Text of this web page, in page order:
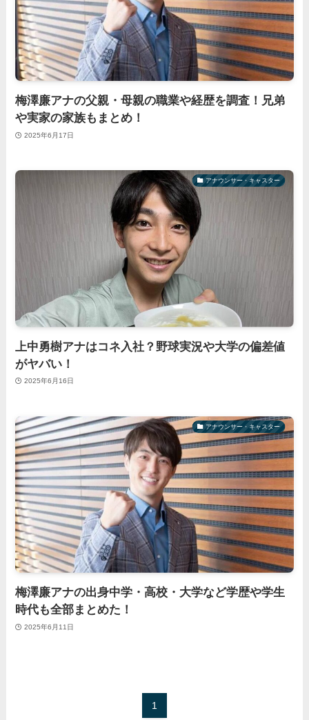
梅澤廉アナの父親・母親の職業や経歴を調査！兄弟
や実家の家族もまとめ！
2025年6月17日
アナウンサー・キャスター
上中勇樹アナはコネ入社？野球実況や大学の偏差値
がヤバい！
2025年6月16日
アナウンサー・キャスター
梅澤廉アナの出身中学・高校・大学など学歴や学生
時代も全部まとめた！
2025年6月11日
1